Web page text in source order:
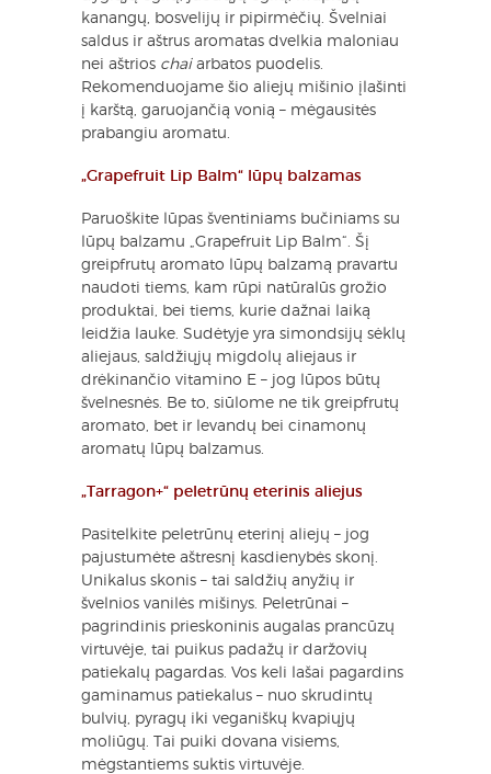
kanangų, bosvelijų ir pipirmėčių. Švelniai
saldus ir aštrus aromatas dvelkia maloniau
nei aštrios chaiarbatos puodelis.
Rekomenduojame šio aliejų mišinio įlašinti
į karštą, garuojančią vonią – mėgausitės
prabangiu aromatu.
„Grapefruit Lip Balm“ lūpų balzamas
Paruoškite lūpas šventiniams bučiniams su
lūpų balzamu „Grapefruit Lip Balm“. Šį
greipfrutų aromato lūpų balzamą pravartu
naudoti tiems, kam rūpi natūralūs grožio
produktai, bei tiems, kurie dažnai laiką
leidžia lauke. Sudėtyje yra simondsijų sėklų
aliejaus, saldžiųjų migdolų aliejaus ir
drėkinančio vitamino E – jog lūpos būtų
švelnesnės. Be to, siūlome ne tik greipfrutų
aromato, bet ir levandų bei cinamonų
aromatų lūpų balzamus.
„Tarragon+“ peletrūnų eterinis aliejus
Pasitelkite peletrūnų eterinį aliejų – jog
pajustumėte aštresnį kasdienybės skonį.
Unikalus skonis – tai saldžių anyžių ir
švelnios vanilės mišinys. Peletrūnai –
pagrindinis prieskoninis augalas prancūzų
virtuvėje, tai puikus padažų ir daržovių
patiekalų pagardas. Vos keli lašai pagardins
gaminamus patiekalus – nuo skrudintų
bulvių, pyragų iki veganiškų kvapiųjų
moliūgų. Tai puiki dovana visiems,
mėgstantiems suktis virtuvėje.